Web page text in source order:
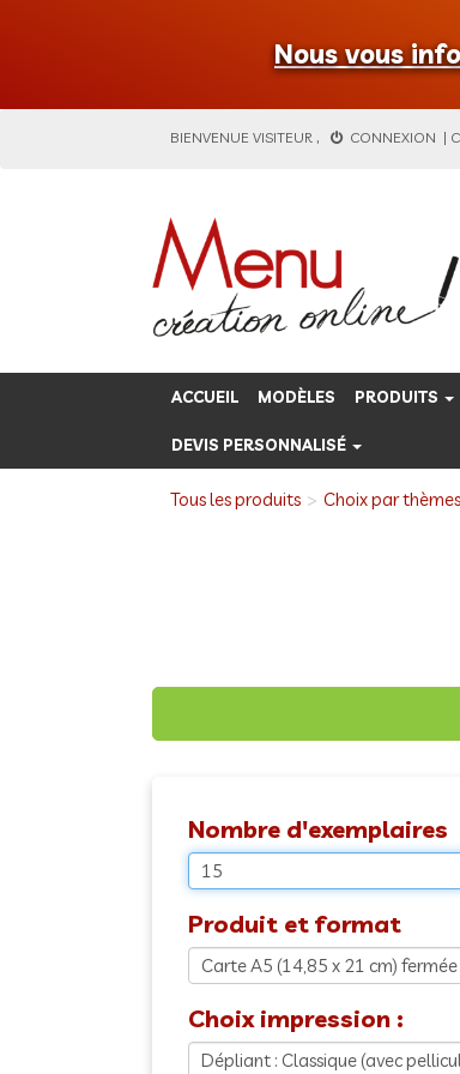
Nous vous
BIENVENUE VISITEUR , CONNEXION |
ACCUEIL MODÈLES PRODUITS
DEVIS PERSONNALISÉ
Tous les produits Choix par thèmes
Nombre d'exemplaires
Produit et format
Choix impression :